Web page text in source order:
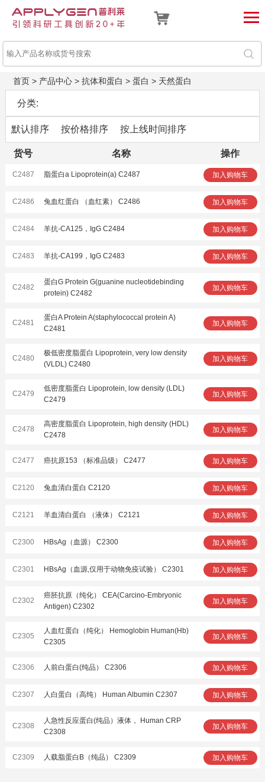
首页> 产品中心> 抗体和蛋白 > 蛋白 > 天然蛋白
分类:
默认排序 按价格排序 按上线时间排序
货号 名称 操作
C2487 脂蛋白a Lipoprotein(a) C2487 加入购物车
C2486 兔血红蛋白 （血红素） C2486 加入购物车
C2484 羊抗-CA125，IgG C2484 加入购物车
C2483 羊抗-CA199，IgG C2483 加入购物车
C2482
蛋白G Protein G(guanine nucleotidebinding
protein) C2482
加入购物车
C2481
蛋白A Protein A(staphylococcal protein A)
C2481
加入购物车
C2480
极低密度脂蛋白 Lipoprotein, very low density
(VLDL) C2480
加入购物车
C2479
低密度脂蛋白 Lipoprotein, low density (LDL)
C2479
加入购物车
C2478
高密度脂蛋白 Lipoprotein, high density (HDL)
C2478
加入购物车
C2477 癌抗原153 （标准品级） C2477 加入购物车
C2120 兔血清白蛋白 C2120 加入购物车
C2121 羊血清白蛋白 （液体） C2121 加入购物车
C2300 HBsAg（血源） C2300 加入购物车
C2301 HBsAg（血源,仅用于动物免疫试验） C2301 加入购物车
C2302
癌胚抗原（纯化） CEA(Carcino-Embryonic
Antigen) C2302
加入购物车
C2305
人血红蛋白（纯化） Hemoglobin Human(Hb)
C2305
加入购物车
C2306 人前白蛋白(纯品） C2306 加入购物车
C2307 人白蛋白（高纯） Human Albumin C2307 加入购物车
C2308
人急性反应蛋白(纯品）液体， Human CRP
C2308
加入购物车
C2309 人载脂蛋白B（纯品） C2309 加入购物车